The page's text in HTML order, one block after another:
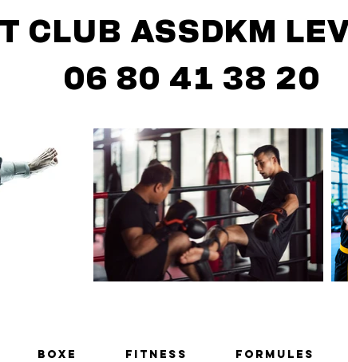
ASSDKM
41 38 20
BOXE FITNESS Formules